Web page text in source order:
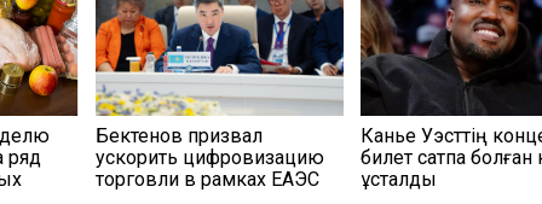
ряд
Бектенов призвал
ускорить цифровизацию
торговли в рамках ЕАЭС
Канье Уэсттің
билет сатпақ болған
ұсталды